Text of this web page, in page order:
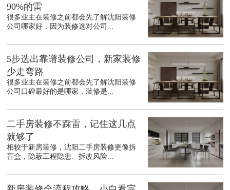
90%的雷
很多业主在装修之前都会先了解沈阳装修
公司哪家好，因为装修选对公司...
5步选出靠谱装修公司，新家装修
少走弯路
很多业主在装修之前都会先了解沈阳装修
公司口碑最好的是哪家，装修是...
二手房装修不踩雷，记住这几点
就够了
相较于新房装修，沈阳二手房装修更像拆
盲盒，隐蔽工程隐患、拆改风险...